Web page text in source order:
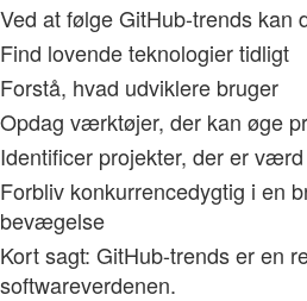
Ved at følge GitHub-trends kan
Find lovende teknologier tidligt
Forstå, hvad udviklere bruger
Opdag værktøjer, der kan øge
Identificer projekter, der er
Forbliv konkurrencedygtig i en
bevægelse
Kort sagt: GitHub-trends er en
softwareverdenen.